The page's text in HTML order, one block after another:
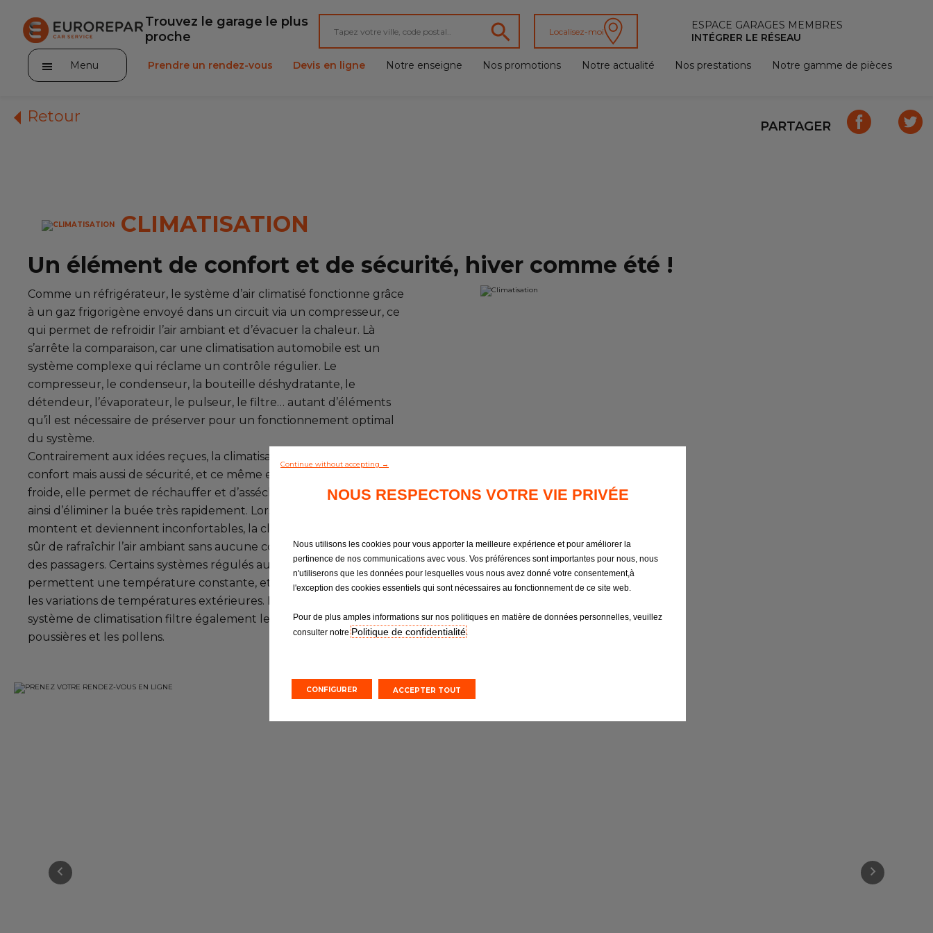
Trouvez le garage le plus
proche
Localisez-moi
ESPACE GARAGES MEMBRES
INTÉGRER LE RÉSEAU
Menu
Nos prestations
Notre gamme de pièces
Contactez nous
Prendre un rendez-vous Devis en ligne Notre enseigne Nos promotions Notre actualité Nos prestations Notre gamme de pièces
Retour
PARTAGER
CLIMATISATION
Un élément de confort et de sécurité, hiver comme été !
Comme un réfrigérateur, le système d’air climatisé fonctionne grâce
à un gaz frigorigène envoyé dans un circuit via un compresseur, ce
qui permet de refroidir l’air ambiant et d’évacuer la chaleur. Là
s’arrête la comparaison, car une climatisation automobile est un
système complexe qui réclame un contrôle régulier. Le
compresseur, le condenseur, la bouteille déshydratante, le
détendeur, l’évaporateur, le pulseur, le filtre… autant d’éléments
qu’il est nécessaire de préserver pour un fonctionnement optimal
du système.
Contrairement aux idées reçues, la climatisation est un élément de
confort mais aussi de sécurité, et ce même en hiver ! Durant la saison
froide, elle permet de réchauffer et d’assécher l’air de l’habitacle, et
ainsi d’éliminer la buée très rapidement. Lorsque les températures
montent et deviennent inconfortables, la climatisation permet bien
sûr de rafraîchir l’air ambiant sans aucune contrainte pour le confort
des passagers. Certains systèmes régulés automatiquement
permettent une température constante, et ce quelles que soient
les variations de températures extérieures. Été comme hiver, le
système de climatisation filtre également les impuretés, les
poussières et les pollens.
Continue without accepting →
NOUS RESPECTONS VOTRE VIE PRIVÉE
Nous utilisons les cookies pour vous apporter la meilleure expérience et pour améliorer la
pertinence de nos communications avec vous. Vos préférences sont importantes pour nous, nous
n'utiliserons que les données pour lesquelles vous nous avez donné votre consentement,à
l'exception des cookies essentiels qui sont nécessaires au fonctionnement de ce site web.
Pour de plus amples informations sur nos politiques en matière de données personnelles, veuillez
consulter notrePolitique de confidentialité.
CONFIGURER ACCEPTER TOUT